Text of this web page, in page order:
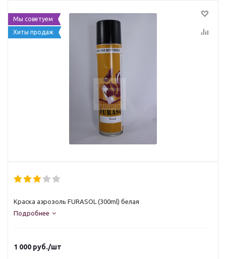
Мы советуем
Хиты продаж
Краска аэрозоль FURASOL (300ml) белая
Подробнее
1 000 руб./шт